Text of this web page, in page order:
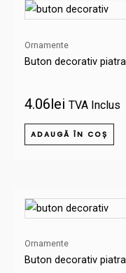
Ornamente
Buton decorativ
4.06lei TVA Inclus
ADAUGĂ ÎN COȘ
Ornamente
Buton decorativ